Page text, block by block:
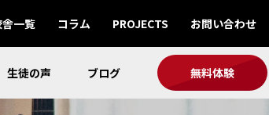
一覧 コラム PROJECTS お問い合わせ
生徒の声 ブログ 無料体験